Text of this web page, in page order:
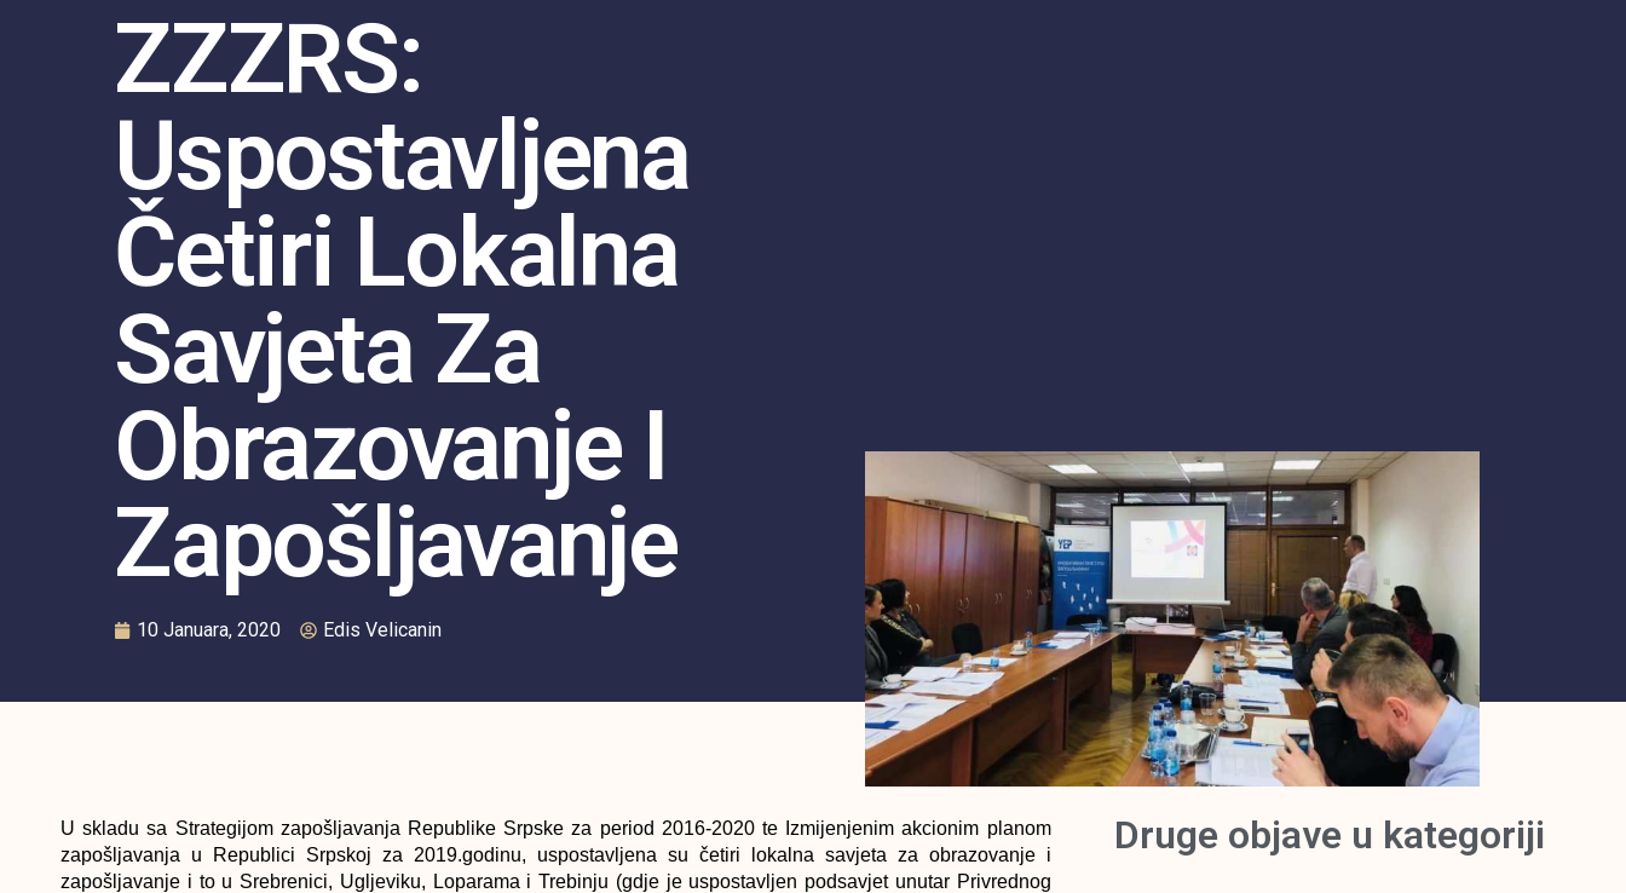
ZZZRS:
Uspostavljena
Četiri Lokalna
Savjeta Za
Obrazovanje I
Zapošljavanje
10 Januara, 2020 Edis Velicanin
U skladu sa Strategijom zapošljavanja Republike Srpske za period 2016-2020 te Izmijenjenim akcionim planom
zapošljavanja u Republici Srpskoj za 2019.godinu, uspostavljena su četiri lokalna savjeta za obrazovanje i
zapošljavanje i to u Srebrenici, Ugljeviku, Loparama i Trebinju (gdje je uspostavljen podsavjet unutar Privrednog
Druge objave u kategoriji